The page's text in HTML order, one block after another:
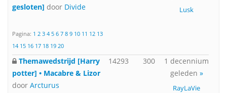
gesloten] door Divide
Pagina: 1 2 3 4 5 6 7 8 9 10 11 12 13
14 15 16 17 18 19 20
Lusk
Themawedstrijd [Harry
potter] • Macabre & Lizor
door Arcturus
14293 300
1 decennium
geleden »
RayLaVie